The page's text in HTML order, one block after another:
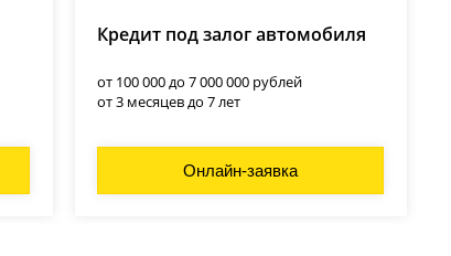
Кредит под залог автомобиля
от 100 000 до 7 000 000 рублей
от 3 месяцев до 7 лет
Онлайн-заявка